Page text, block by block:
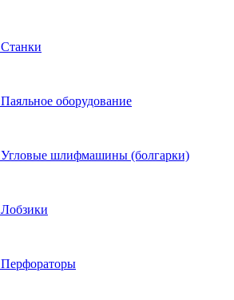
Станки
Паяльное оборудование
Угловые шлифмашины (болгарки)
Лобзики
Перфораторы